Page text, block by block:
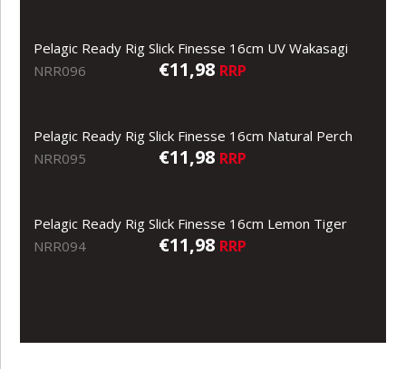
Pelagic Ready Rig Slick Finesse 16cm UV Wakasagi
NRR096
€11,98 RRP
Pelagic Ready Rig Slick Finesse 16cm Natural Perch
NRR095
€11,98 RRP
Pelagic Ready Rig Slick Finesse 16cm Lemon Tiger
NRR094
€11,98 RRP